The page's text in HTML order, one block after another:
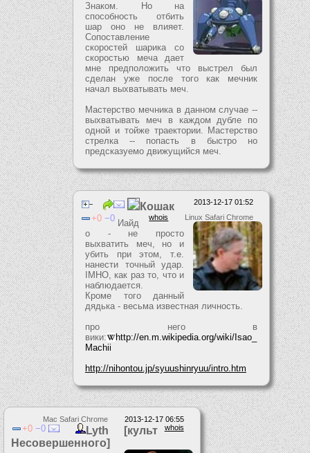
Знаком. Но на
способность отбить
шар оно не влияет.
Сопоставление
скоростей шарика со
скоростью меча дает
мне предположить что выстрел был
сделан уже после того как мечник
начал выхватывать меч.
Мастерство мечника в данном случае --
выхватывать меч в каждом дубле по
одной и тойже траектории. Мастерство
стрелка -- попасть в быстро но
предсказуемо движущийся меч.
2013-12-17 01:52
Linux Safari Chrome
whois
0 0
Кошак
Иайд
о - не просто
выхватить меч, но и
убить при этом, т.е.
нанести точный удар.
IMHO, как раз то, что и
наблюдается.
Кроме того данный
дядька - весьма известная личность.
про него в
вики:
http://en.m.wikipedia.org/wiki/Isao_
Machii
http://nihontou.jp/syuushinryuu/intro.htm
2013-12-17 06:55
Mac Safari Chrome
whois
0 0
Lyth [культ
Несовершенного]